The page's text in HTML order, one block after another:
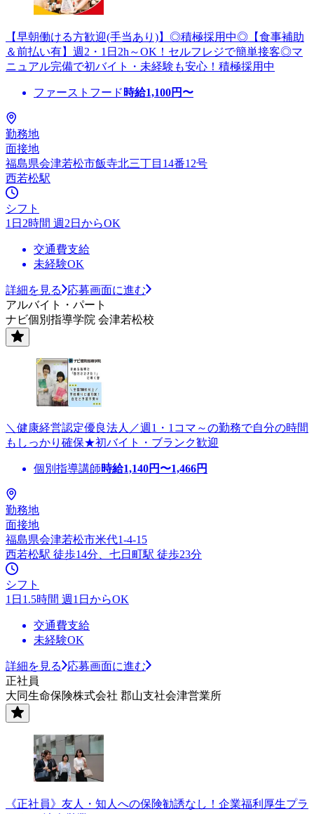
【早朝働ける方歓迎(手当あり)】◎積極採用中◎【食事補助
＆前払い有】週2・1日2h～OK！セルフレジで簡単接客◎マ
ニュアル完備で初バイト・未経験も安心！積極採用中
ファーストフード 時給1,100円〜
勤務地
面接地
福島県会津若松市飯寺北三丁目14番12号
西若松駅
シフト
1日2時間 週2日からOK
交通費支給
未経験OK
詳細を見る
応募画面に進む
アルバイト・パート
ナビ個別指導学院 会津若松校
＼健康経営認定優良法人／週1・1コマ～の勤務で自分の時間
もしっかり確保★初バイト・ブランク歓迎
個別指導講師時給1,140円〜1,466円
勤務地
面接地
福島県会津若松市米代1-4-15
西若松駅 徒歩14分、七日町駅 徒歩23分
シフト
1日1.5時間 週1日からOK
交通費支給
未経験OK
詳細を見る
応募画面に進む
正社員
大同生命保険株式会社 郡山支社会津営業所
《正社員》友人・知人への保険勧誘なし！企業福利厚生プラ